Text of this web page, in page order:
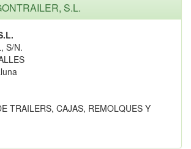
S.L.
S/N.
TRAILERS, CAJAS, REMOLQUES Y